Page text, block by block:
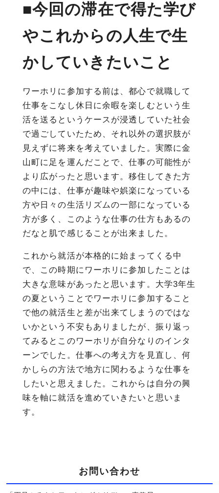
■今回の滞在で得た学び
やこれからの人生で生
かしていきたいこと
ワーホリに参加する前は、都心で就職して
仕事をこなし休日に余暇を楽しむという生
活を送るというケースが浸透していた社会
で過ごしていたため、それ以外の選択肢が
見えずに将来を考えていました。実際に金
山町に足を運んだことで、仕事の可能性が
より広がったと思います。移住してきた方
の中には、仕事が趣味や娯楽になっている
方や日々の生活リズムの一部になっている
方が多く、このような仕事の仕方もあるの
だなと肌で感じることが出来ました。
これから就活が本格的に始まってくる中
で、この時期にワーホリに参加したことは
大きな意味があったと思います。大学3年生
の夏ということでワーホリに参加すること
で他の就活生と差が出来てしまうのではな
いかという不安もありましたが、振り返っ
てみるとこのワーホリが自分なりのインタ
ーンでした。仕事への考え方を見直し、何
かしらの方法で地方に関わるような仕事を
したいと思えました。これからは自分の興
味を軸に就活を進めていきたいと思いま
す。
お問い合わせ